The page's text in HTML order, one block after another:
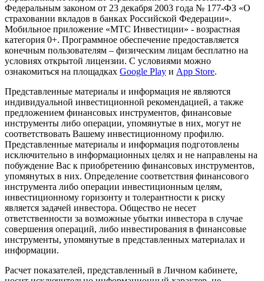
Федеральным законом от 23 декабря 2003 года № 177-ФЗ «О
страховании вкладов в банках Российской Федерации».
Мобильное приложение «МТС Инвестиции» - возрастная
категория 0+. Программное обеспечение предоставляется
конечным пользователям – физическим лицам бесплатно на
условиях открытой лицензии. С условиями можно
ознакомиться на площадках Google Play и App Store.
Представленные материалы и информация не являются
индивидуальной инвестиционной рекомендацией, а также
предложением финансовых инструментов, финансовые
инструменты либо операции, упомянутые в них, могут не
соответствовать Вашему инвестиционному профилю.
Представленные материалы и информация подготовлены
исключительно в информационных целях и не направлены на
побуждение Вас к приобретению финансовых инструментов,
упомянутых в них. Определение соответствия финансового
инструмента либо операции инвестиционным целям,
инвестиционному горизонту и толерантности к риску
является задачей инвестора. Общество не несет
ответственности за возможные убытки инвестора в случае
совершения операций, либо инвестирования в финансовые
инструменты, упомянутые в представленных материалах и
информации.
Расчет показателей, представленный в Личном кабинете,